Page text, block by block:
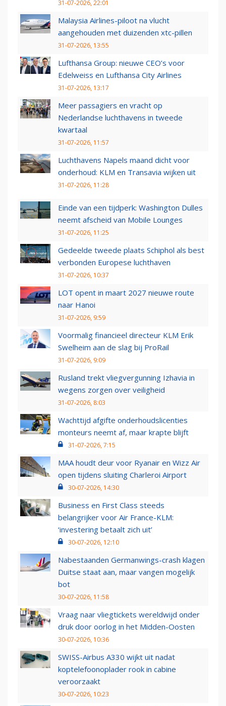
31-07-2026, 22:01
Malaysia Airlines-piloot na vlucht
aangehouden met duizenden xtc-pillen
31-07-2026, 13:55
Lufthansa Group: nieuwe CEO’s voor
Edelweiss en Lufthansa City Airlines
31-07-2026, 13:17
Meer passagiers en vracht op
Nederlandse luchthavens in tweede
kwartaal
31-07-2026, 11:57
Luchthavens Napels maand dicht voor
onderhoud: KLM en Transavia wijken uit
31-07-2026, 11:28
Einde van een tijdperk: Washington Dulles
neemt afscheid van Mobile Lounges
31-07-2026, 11:25
Gedeelde tweede plaats Schiphol als best
verbonden Europese luchthaven
31-07-2026, 10:37
LOT opent in maart 2027 nieuwe route
naar Hanoi
31-07-2026, 9:59
Voormalig financieel directeur KLM Erik
Swelheim aan de slag bij ProRail
31-07-2026, 9:09
Rusland trekt vliegvergunning Izhavia in
wegens zorgen over veiligheid
31-07-2026, 8:03
Wachttijd afgifte onderhoudslicenties
monteurs neemt af, maar krapte blijft
31-07-2026, 7:15
MAA houdt deur voor Ryanair en Wizz Air
open tijdens sluiting Charleroi Airport
30-07-2026, 14:30
Business en First Class steeds
belangrijker voor Air France-KLM:
‘investering betaalt zich uit’
30-07-2026, 12:10
Nabestaanden Germanwings-crash klagen
Duitse staat aan, maar vangen mogelijk
bot
30-07-2026, 11:58
Vraag naar vliegtickets wereldwijd onder
druk door oorlog in het Midden-Oosten
30-07-2026, 10:36
SWISS-Airbus A330 wijkt uit nadat
koptelefoonoplader rook in cabine
veroorzaakt
30-07-2026, 10:23